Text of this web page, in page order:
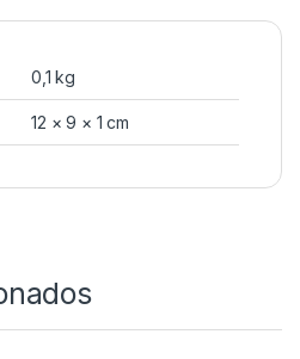
0,1 kg
12 × 9 × 1 cm